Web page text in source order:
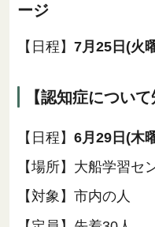
ージ
【日程】 7月25日(火
【認知症について
【日程】 6月29日(木
【場所】大船学習セ
【対象】市内の人